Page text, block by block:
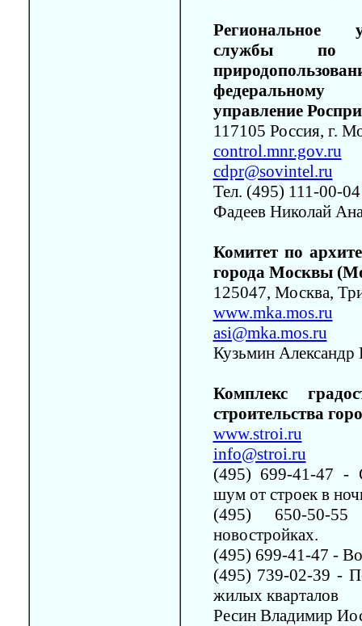
Региональное
службы по
управление
117105 Россия, г.
control.mnr.gov.ru
cdpr@sovintel.ru
Тел. (495) 111-00-04
Фадеев Николай
Комитет по
города Москвы
125047, Москва,
www.mka.mos.ru
asi@mka.mos.ru
Кузьмин Александр
Комплекс
строительства
www.stroi.ru
info@stroi.ru
(495) 699-41-47 -
шум от строек в
(495) 650-50-
новостройках.
(495) 699-41-47 -
(495) 739-02-39 -
жилых кварталов
Ресин Владимир